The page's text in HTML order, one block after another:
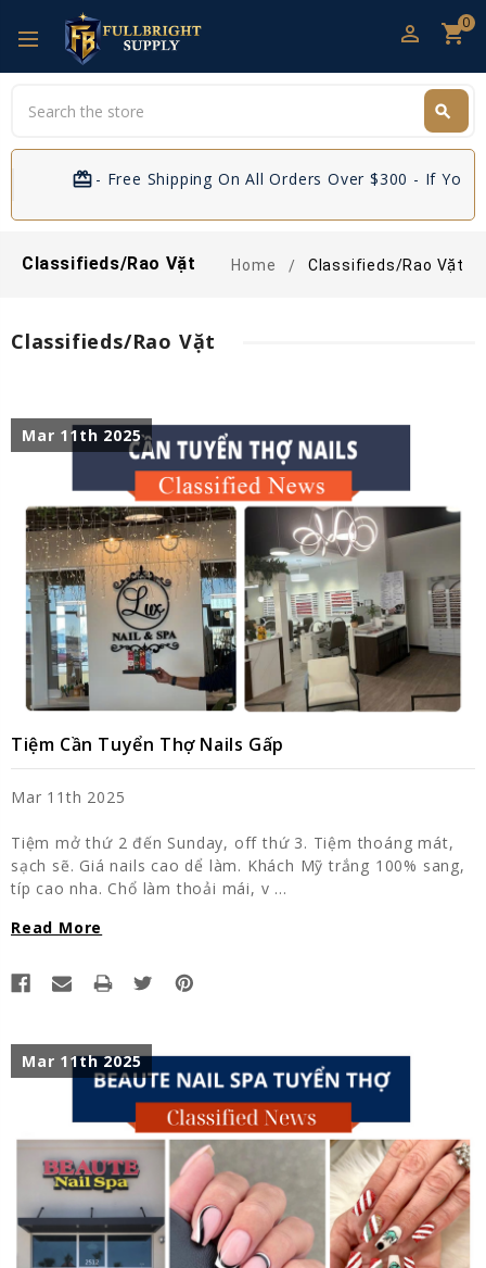
perm_identity shopping_cart0
search
- Free Shipping On All Orders Over $300 - If You Are
Classifieds/Rao Vặt Home Classifieds/Rao Vặt
Classifieds/Rao Vặt
Mar 11th 2025
Tiệm Cần Tuyển Thợ Nails Gấp
Mar 11th 2025
Tiệm mở thứ 2 đến Sunday, off thứ 3. Tiệm thoáng mát,
sạch sẽ. Giá nails cao dể làm. Khách Mỹ trắng 100% sang,
típ cao nha. Chổ làm thoải mái, v …
Read More
Mar 11th 2025